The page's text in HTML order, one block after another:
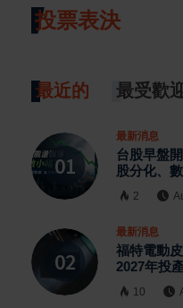
投票表決
最近的 最受歡
最新消息
台股早盤
股分化、
2
最新消息
福特電動
2027年投
10